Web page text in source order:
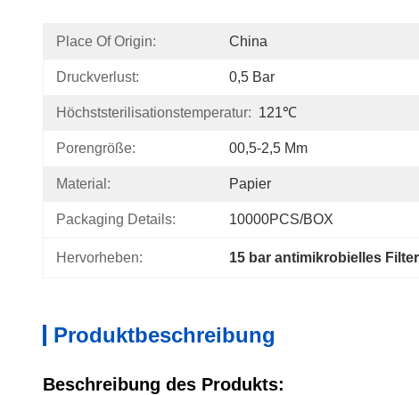
Place Of Origin: China
Druckverlust: 0,5 Bar
Höchststerilisationstemperatur: 121℃
Porengröße: 00,5-2,5 Μm
Material: Papier
Packaging Details: 10000PCS/BOX
Hervorheben: 15 bar antimikrobielles
Produktbeschreibung
Beschreibung des Produkts: